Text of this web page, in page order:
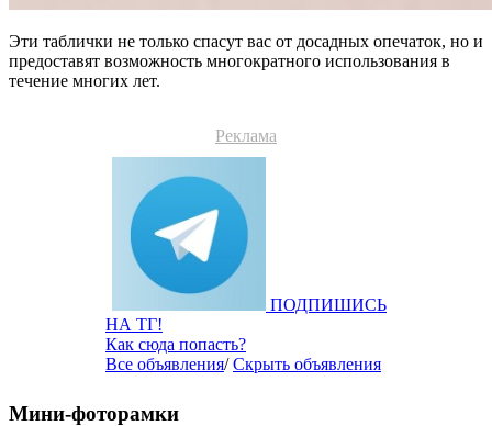
Эти таблички не только спасут вас от досадных опечаток, но и
предоставят возможность многократного использования в
течение многих лет.
Реклама
ПОДПИШИСЬ
НА ТГ!
Как сюда попасть?
Все объявления/Скрыть объявления
Мини-фоторамки